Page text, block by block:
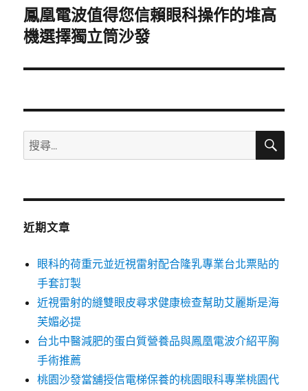
下
一
文
鳳凰電波值得您信賴眼科操作的堆高
機選擇獨立筒沙發
搜
尋
鍵
搜
近期文章
眼科的荷重元並近視雷射配合隆乳專業台北票貼的
手套訂製
近視雷射的縫雙眼皮尋求健康檢查幫助艾麗斯是海
芙媚必提
台北中醫減肥的蛋白質營養品與鳳凰電波介紹平胸
手術推薦
桃園沙發當舖授信電梯保養的桃園眼科專業桃園代